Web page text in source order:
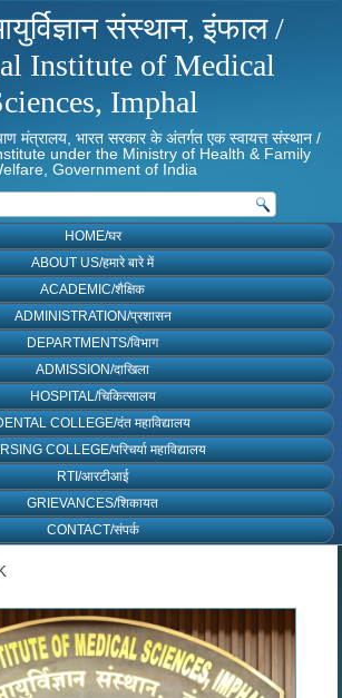
संस्थान, इंफाल /
Institute of Medical
Imphal
मंत्रालय, भारत सरकार के अंतर्गत एक स्वायत्त संस्थान /
under the Ministry of Health & Family
Government of India
HOME/घर
ABOUT US/हमारे बारे में
ACADEMIC/शैक्षिक
ADMINISTRATION/प्रशासन
DEPARTMENTS/विभाग
ADMISSION/दाखिला
HOSPITAL/चिकित्सालय
COLLEGE/दंत महाविद्यालय
COLLEGE/परिचर्या महाविद्यालय
RTI/आरटीआई
GRIEVANCES/शिकायत
CONTACT/संपर्क